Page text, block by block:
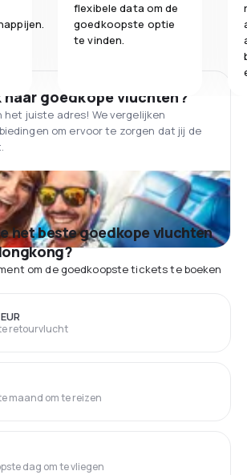
flexibele data om de
goedkoopste optie
te vinden.
naar goedkope vluchten?
het juiste adres! We vergelijken
om ervoor te zorgen dat jij de
het beste goedkope vluchten
om de goedkoopste tickets te boeken
retourvlucht
maand om te reizen
dag om te vliegen